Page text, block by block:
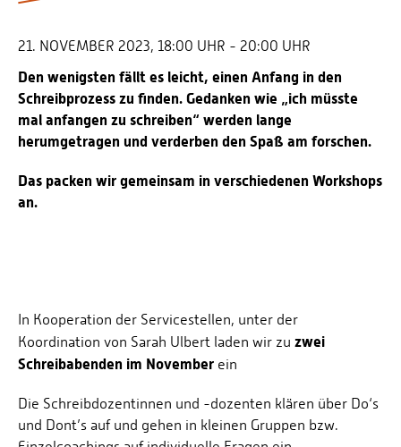
Schwerbehindertenvertretungen
Informationssicherheit
Personalentwicklung
Personensuche
21. NOVEMBER 2023, 18:00 UHR - 20:00 UHR
Den wenigsten fällt es leicht, einen Anfang in den
Schreibprozess zu finden. Gedanken wie „ich müsste
mal anfangen zu schreiben“ werden lange
herumgetragen und verderben den Spaß am forschen.
Das packen wir gemeinsam in verschiedenen Workshops
an.
In Kooperation der Servicestellen, unter der
Koordination von Sarah Ulbert laden wir zu zwei
Schreibabenden im November ein
Die Schreibdozentinnen und -dozenten klären über Do‘s
und Dont’s auf und gehen in kleinen Gruppen bzw.